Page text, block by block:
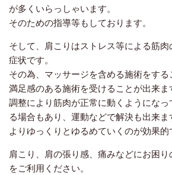
が多くいらっしゃいます。
そのための指導等もしております。
そして、肩こりはストレス等による筋肉
症状です。
その為、マッサージを含める施術をする
満足感のある施術を受けることが出来ま
調整により筋肉が正常に動くようにな
る場合もあり、運動などで解決も出来
よりゆっくりとゆるめていくのが効果的
肩こり、肩の張り感、痛みなどにお困
をご利用ください。